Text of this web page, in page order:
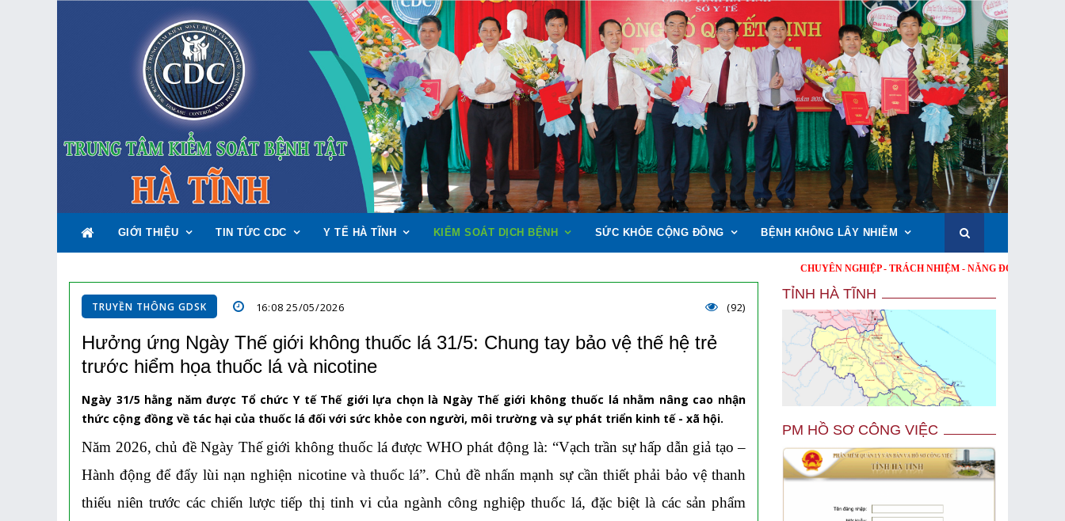
GIỚI THIỆU TIN TỨC CDC Y TẾ HÀ TĨNH KIỂM SOÁT DỊCH BỆNH SỨC KHỎE CỘNG ĐỒNG BỆNH KHÔNG LÂY NHIỄM
CHUYÊN NGHIỆP - TRÁCH NHIỆM - NĂNG ĐỘNG - MINH BẠCH -
TRUYỀN THÔNG GDSK 16:08 25/05/2026 (92)
Hưởng ứng Ngày Thế giới không thuốc lá 31/5: Chung tay bảo vệ thế hệ trẻ
trước hiểm họa thuốc lá và nicotine
Ngày 31/5 hằng năm được Tổ chức Y tế Thế giới lựa chọn là Ngày Thế giới không thuốc lá nhằm nâng cao nhận
thức cộng đồng về tác hại của thuốc lá đối với sức khỏe con người, môi trường và sự phát triển kinh tế - xã hội.
Năm 2026, chủ đề Ngày Thế giới không thuốc lá được WHO phát động là: “Vạch trần sự hấp dẫn giả tạo –
Hành động để đẩy lùi nạn nghiện nicotine và thuốc lá”. Chủ đề nhấn mạnh sự cần thiết phải bảo vệ thanh
thiếu niên trước các chiến lược tiếp thị tinh vi của ngành công nghiệp thuốc lá, đặc biệt là các sản phẩm
TỈNH HÀ TĨNH
PM HỒ SƠ CÔNG VIỆC